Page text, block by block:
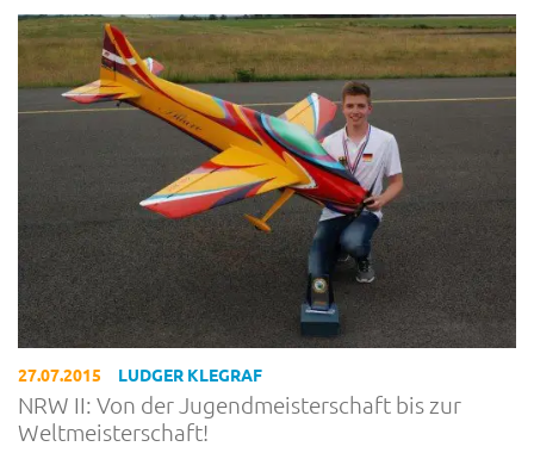
27.07.2015 LUDGER KLEGRAF
NRW II: Von der Jugendmeisterschaft bis zur
Weltmeisterschaft!